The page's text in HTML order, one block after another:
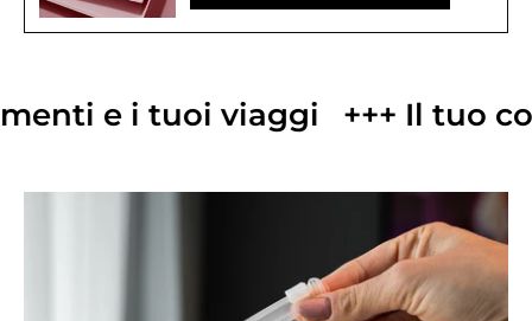
e i tuoi viaggi +++ Il tuo